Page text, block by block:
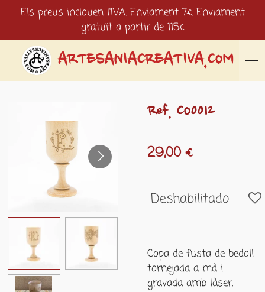
contenido
principal
ARTESANIACREATIVA.COM
Els preus inclouen l'IVA. Enviament 7€. Enviament
gratuït a partir de 115€
Ref. CO0012
29,00 €
Deshabilitado
Copa de fusta de bedoll
tornejada a mà i
gravada amb làser.